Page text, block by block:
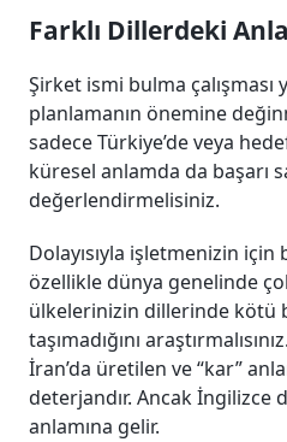
Farklı Dillerdeki
Şirket ismi bulma
planlamanın önemine
sadece Türkiye’de veya
küresel anlamda da başarı
değerlendirmelisiniz.
Dolayısıyla işletmenizin
özellikle dünya genelinde
ülkelerinizin dillerinde kötü
taşımadığını
İran’da üretilen ve “kar”
deterjandır. Ancak İngilizce
anlamına gelir.